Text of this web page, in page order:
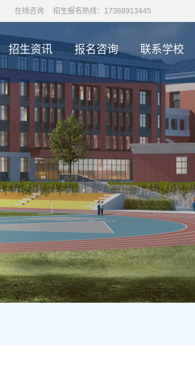
在线咨询 招生报名热线：17388913445
招生资讯 报名咨询 联系学校